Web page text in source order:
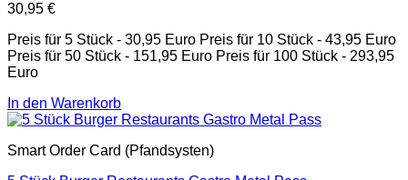
30,95 €
Preis für 5 Stück - 30,95 Euro Preis für 10 Stück - 43,95 Euro
Preis für 50 Stück - 151,95 Euro Preis für 100 Stück - 293,95
Euro
In den Warenkorb
Smart Order Card (Pfandsysten)